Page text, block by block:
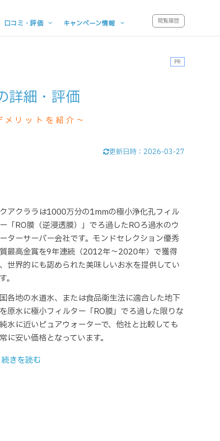
口コミ・評価 キャンペーン情報 閲覧履歴
PR
詳細・評価
リットを紹介～
更新日時： 2026-03-27
アクララは1000万分の1mmの極小浄化孔フィル
「RO膜（逆浸透膜）」でろ過したROろ過水のウ
ターサーバー会社です。モンドセレクション優秀
最高金賞を9年連続（2012年～2020年）で獲得
世界的にも認められた美味しいお水を提供してい
。
各地の水道水、または食品衛生法に適合した地下
原水に極小フィルター「RO膜」でろ過した限りな
水に近いピュアウォーターで、他社と比較しても
に安い価格となっています。
きを読む